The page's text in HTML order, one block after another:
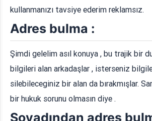
kullanmanızı tavsiye ederim reklamsız.
Adres bulma :
Şimdi gelelim asıl konuya , bu trajik bir
bilgileri alan arkadaşlar , isterseniz
silebileceginiz bir alan da bırakmışlar.
bir hukuk sorunu olmasın diye .
Soyadından adres